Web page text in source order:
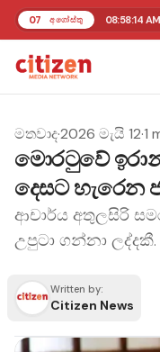
07 අගෝස්තු 08:58:14 AM
මතවාද·2026 මැයි 12·1
මොරටුවේ
දෙසට හැරෙන
ආචාර්ය අතුලසිරි
උපුටා ගන්නා ලද්දකී.
Written by:
Citizen News